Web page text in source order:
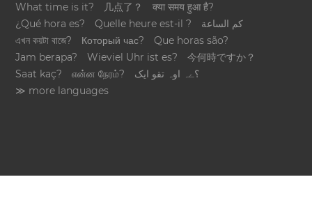
What time is it?
几点了？
क्या समय हुआ है?
¿Qué hora es?
Quelle heure est-il ?
كم الساعة
এখন কয়টা বাজে?
Который час?
Que horas são?
Jam berapa?
Wieviel Uhr ist es?
今何時ですか？
Saat kaç?
என்ன நேரம்?
؟ےہ اوہ تقو ایک
≫ more languages